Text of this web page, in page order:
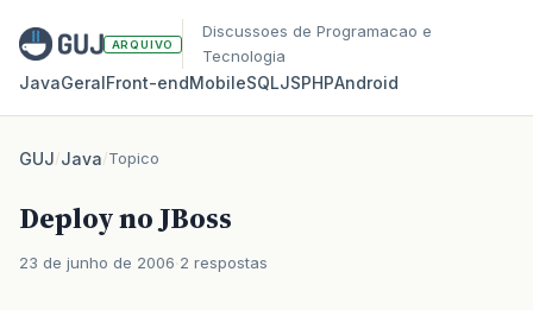
ARQUIVO
Discussoes de Programacao e
Tecnologia
JavaGeralFront‑endMobileSQLJSPHPAndroid
GUJ/Java/Topico
Deploy no JBoss
23 de junho de 2006 2 respostas